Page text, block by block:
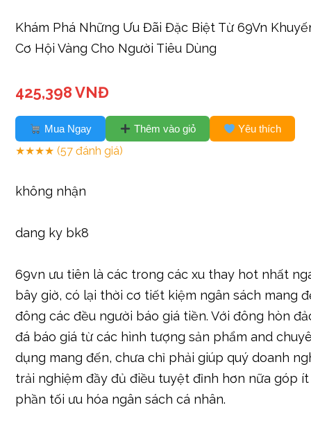
Khám Phá Những Ưu Đãi Đặc Biệt Từ 69Vn
Cơ Hội Vàng Cho Người Tiêu Dùng
425,398 VNĐ
Mua Ngay Thêm vào giỏ Yêu thích
★★★★(57 đánh giá)
không nhận
dang ky bk8
69vn ưu tiên là các trong các xu thay hot nhất
bây giờ, có lại thời cơ tiết kiệm ngân sách mang
đông các đều người báo giá tiền. Với đông hòn
đá báo giá từ các hình tượng sản phẩm and
dụng mang đến, chưa chỉ phải giúp quý doanh
trải nghiệm đầy đủ điều tuyệt đỉnh hơn nữa góp
phần tối ưu hóa ngân sách cá nhân.